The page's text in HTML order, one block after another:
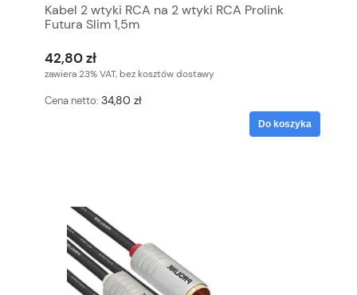
Kabel 2 wtyki RCA na 2 wtyki RCA Prolink
Futura Slim 1,5m
42,80 zł
zawiera 23% VAT, bez kosztów dostawy
Cena netto: 34,80 zł
Do koszyka